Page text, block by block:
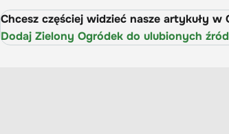
Chcesz częściej widzieć nasze artykuły w
Dodaj Zielony Ogródek do ulubionych